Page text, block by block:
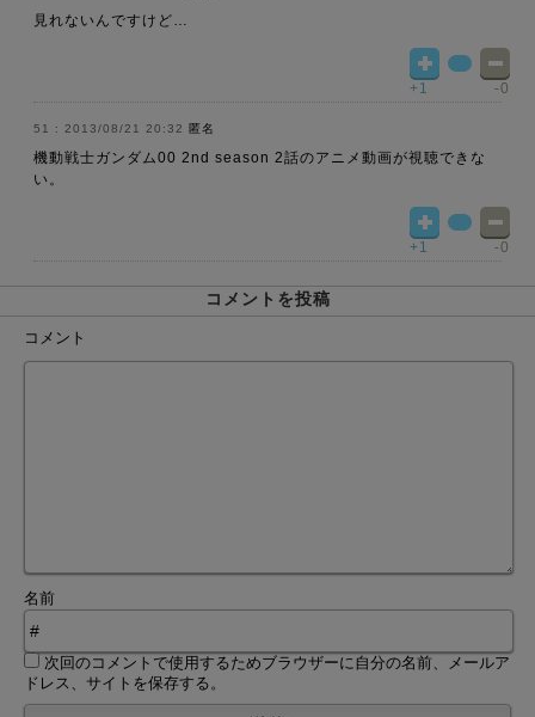
見れないんですけど…
+1 -0
2013/08/21 20:32 匿名
機動戦士ガンダム00 2nd season 2話のアニメ動画が視聴できな
い。
+1 -0
コメントを投稿
コメント
名前
次回のコメントで使用するためブラウザーに自分の名前、メールア
ドレス、サイトを保存する。